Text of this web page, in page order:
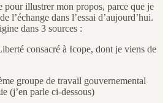
pour illustrer mon propos, parce que je
l’échange dans l’essai d’aujourd’hui.
dans 3 sources :
consacré à Icope, dont je viens de
groupe de travail gouvernemental
(j’en parle ci-dessous)